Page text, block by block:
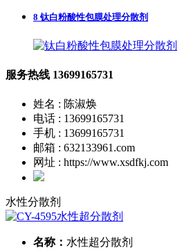
8 钛白粉酸性包膜处理分散剂
服务热线 13699165731
姓名 : 陈淑焕
电话 : 13699165731
手机 : 13699165731
邮箱 : 632133961.com
网址 : https://www.xsdfkj.com
水性分散剂
名称： 水性超分散剂